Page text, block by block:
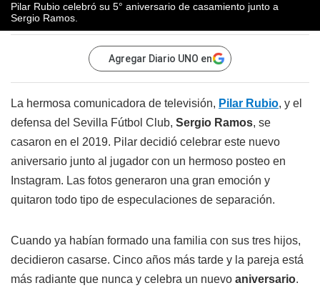
Pilar Rubio celebró su 5° aniversario de casamiento junto a
Sergio Ramos.
Agregar Diario UNO en
La hermosa comunicadora de televisión, Pilar Rubio, y el
defensa del Sevilla Fútbol Club, Sergio Ramos, se
casaron en el 2019. Pilar decidió celebrar este nuevo
aniversario junto al jugador con un hermoso posteo en
Instagram. Las fotos generaron una gran emoción y
quitaron todo tipo de especulaciones de separación.
Cuando ya habían formado una familia con sus tres hijos,
decidieron casarse. Cinco años más tarde y la pareja está
más radiante que nunca y celebra un nuevo aniversario.